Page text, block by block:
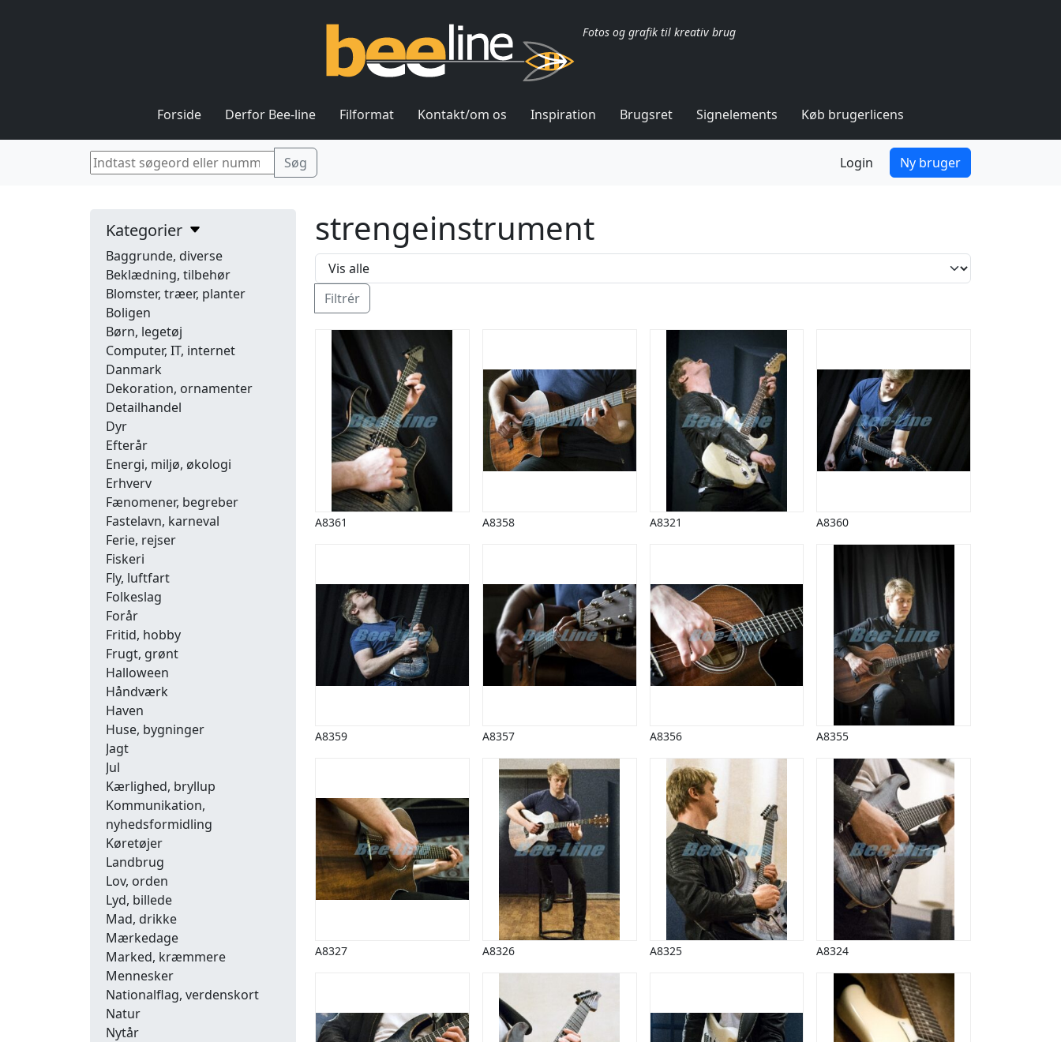
Fotos og grafik til kreativ brug
Forside Derfor Bee-line Filformat Kontakt/om os Inspiration Brugsret Signelements Køb brugerlicens
Login Ny bruger
Kategorier
Baggrunde, diverse
Beklædning, tilbehør
Blomster, træer, planter
Boligen
Børn, legetøj
Computer, IT, internet
Danmark
Dekoration, ornamenter
Detailhandel
Dyr
Efterår
Energi, miljø, økologi
Erhverv
Fænomener, begreber
Fastelavn, karneval
Ferie, rejser
Fiskeri
Fly, luftfart
Folkeslag
Forår
Fritid, hobby
Frugt, grønt
Halloween
Håndværk
Haven
Huse, bygninger
Jagt
Jul
Kærlighed, bryllup
Kommunikation,
nyhedsformidling
Køretøjer
Landbrug
Lov, orden
Lyd, billede
Mad, drikke
Mærkedage
Marked, kræmmere
Mennesker
Nationalflag, verdenskort
Natur
Nytår
strengeinstrument
Filtrér
A8361 A8358 A8321 A8360
A8359 A8357 A8356 A8355
A8327 A8326 A8325 A8324